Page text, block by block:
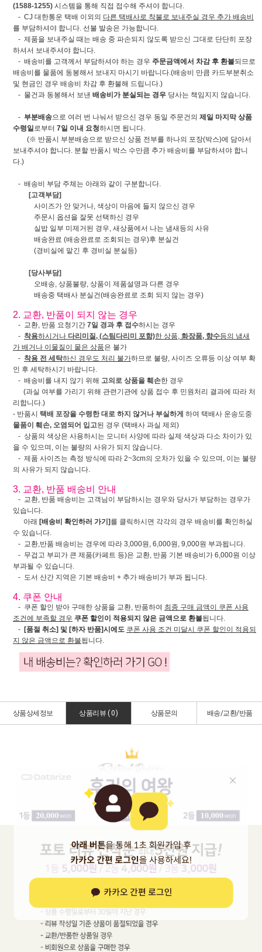
(1588-1255) 시스템을 통해 직접 접수해 주셔야 합니다.
- CJ 대한통운 택배 이외의 다른 택배사로 착불로 보내주실 경우 추가 배송비
를 부담하셔야 합니다. 선불 발송은 가능합니다.
- 제품을 보내주실 때는 배송 중 파손되지 않도록 받으신 그대로 단단히 포장
하셔서 보내주셔야 합니다.
- 배송비를 고객께서 부담하셔야 하는 경우 주문금액에서 차감 후 환불되므로
배송비를 물품에 동봉해서 보내지 마시기 바랍니다.(배송비 만큼 카드부분취소
및 현금인 경우 배송비 차감 후 환불해 드립니다.)
- 물건과 동봉해서 보낸 배송비가 분실되는 경우 당사는 책임지지 않습니다.
- 부분배송으로 여러 번 나눠서 받으신 경우 동일 주문건의 제일 마지막 상품
수령일로부터 7일 이내 요청하시면 됩니다.
(※ 반품시 부분배송으로 받으신 상품 전부를 하나의 포장(박스)에 담아서
보내주셔야 합니다. 분할 반품시 박스 수만큼 추가 배송비를 부담하셔야 합니
다.)
- 배송비 부담 주체는 아래와 같이 구분합니다.
[고객부담]
사이즈가 안 맞거나, 색상이 마음에 들지 않으신 경우
주문시 옵션을 잘못 선택하신 경우
실밥 일부 미제거된 경우, 새상품에서 나는 냄새등의 사유
배송완료 (배송완료로 조회되는 경우)후 분실건
(경비실에 맡긴 후 경비실 분실등)
[당사부담]
오배송, 상품불량, 상품이 제품설명과 다른 경우
배송중 택배사 분실건(배송완료로 조회 되지 않는 경우)
2. 교환, 반품이 되지 않는 경우
- 교환, 반품 요청기간 7일 경과 후 접수하시는 경우
- 착용하시거나 다리미질, (스팀다리미 포함)한 상품, 화장품, 향수등의 냄새
가 배거나 이물질이 뭍은 상품은 불가
- 착용 전 세탁하신 경우도 처리 불가하므로 불량, 사이즈 오류등 이상 여부 확
인 후 세탁하시기 바랍니다.
- 배송비를 내지 않기 위해 고의로 상품을 훼손한 경우
(과실 여부를 가리기 위해 관련기관에 상품 접수 후 민원처리 결과에 따라 처
리합니다.)
- 반품시 택배 포장을 수령한 대로 하지 않거나 부실하게 하여 택배사 운송도중
물품이 훼손, 오염되어 입고된 경우 (택배사 과실 제외)
- 상품의 색상은 사용하시는 모니터 사양에 따라 실제 색상과 다소 차이가 있
을 수 있으며, 이는 불량의 사유가 되지 않습니다.
- 제품 사이즈는 측정 방식에 따라 2~3cm의 오차가 있을 수 있으며, 이는 불량
의 사유가 되지 않습니다.
3. 교환, 반품 배송비 안내
- 교환, 반품 배송비는 고객님이 부담하시는 경우와 당사가 부담하는 경우가
있습니다.
아래 [배송비 확인하러 가기] 를 클릭하시면 각각의 경우 배송비를 확인하실
수 있습니다.
- 교환,반품 배송비는 경우에 따라 3,000원, 6,000원, 9,000원 부과됩니다.
- 무겁고 부피가 큰 제품(카페트 등)은 교환, 반품 기본 배송비가 6,000원 이상
부과될 수 있습니다.
- 도서 산간 지역은 기본 배송비 + 추가 배송비가 부과 됩니다.
4. 쿠폰 안내
- 쿠폰 할인 받아 구매한 상품을 교환, 반품하여 최종 구매 금액이 쿠폰 사용
조건에 부족할 경우 쿠폰 할인이 적용되지 않은 금액으로 환불됩니다.
- [품절 취소] 및 [하자 반품]시에도 쿠폰 사용 조건 미달시 쿠폰 할인이 적용되
지 않은 금액으로 환불됩니다.
상품상세정보 상품리뷰 ( 0) 상품문의 배송/교환/반품